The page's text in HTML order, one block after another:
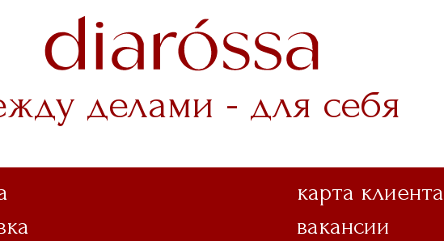
делами - для себя
карта клиента
вакансии